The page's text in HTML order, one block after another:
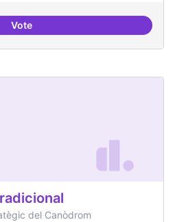
VoteContactes amb centres de
del Canòdrom